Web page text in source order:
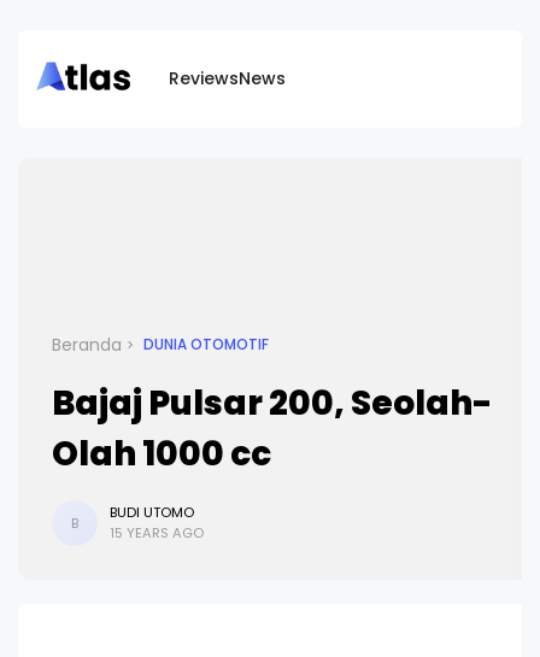
ReviewsNews
Beranda DUNIA OTOMOTIF
Bajaj Pulsar 200, Seolah-
Olah 1000 cc
B
BUDI UTOMO
15 YEARS AGO